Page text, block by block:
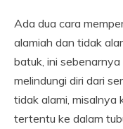
Ada dua cara
alamiah dan tidak
batuk, ini
melindungi diri dari
tidak alami, misalnya
tertentu ke dalam